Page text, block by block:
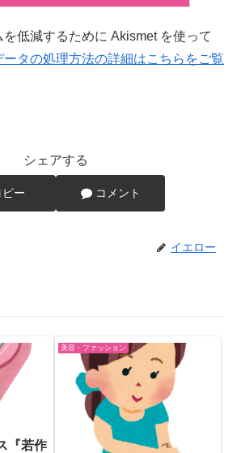
低減するために Akismet を使って
ータの処理方法の詳細はこちらをご覧
シェアする
ピー コメント
イエロー
『若作
美容・ファッション